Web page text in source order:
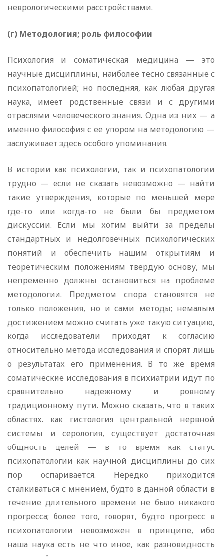
неврологическими расстройствами.
(г) Методология; роль философии
Психология и соматическая медицина — это
научные дисциплины, наиболее тесно связанные с
психопатологией; но последняя, как любая другая
наука, имеет родственные связи и с другими
отраслями человеческого знания. Одна из них — а
именно философия с ее упором на методологию —
заслуживает здесь особого упоминания.
В истории как психологии, так и психопатологии
трудно — если не сказать невозможно — найти
такие утверждения, которые по меньшей мере
где-то или когда-то не были бы предметом
дискуссии. Если мы хотим выйти за пределы
стандартных и недолговечных психологических
понятий и обеспечить нашим открытиям и
теоретическим положениям твердую основу, мы
непременно должны остановиться на проблеме
методологии. Предметом спора становятся не
только положения, но и сами методы; немалым
достижением можно считать уже такую ситуацию,
когда исследователи приходят к согласию
относительно метода исследования и спорят лишь
о результатах его применения. В то же время
соматические исследования в психиатрии идут по
сравнительно надежному и ровному
традиционному пути. Можно сказать, что в таких
областях. как гистология центральной нервной
системы и серология, существует достаточная
общность целей — в то время как статус
психопатологии как научной дисциплины до сих
пор оспаривается. Нередко приходится
сталкиваться с мнением, будто в данной области в
течение длительного времени не было никакого
прогресса; более того, говорят, будто прогресс в
психопатологии невозможен в принципе, ибо
наша наука есть не что иное, как разновидность